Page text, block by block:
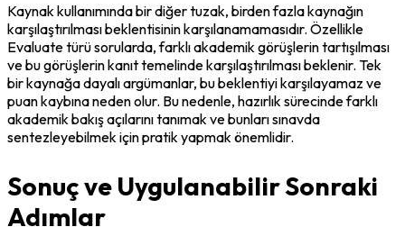
Kaynak kullanımında bir diğer tuzak, birden fazla kaynağın
karşılaştırılması beklentisinin karşılanamamasıdır. Özellikle
Evaluate türü sorularda, farklı akademik görüşlerin tartışılması
ve bu görüşlerin kanıt temelinde karşılaştırılması beklenir. Tek
bir kaynağa dayalı argümanlar, bu beklentiyi karşılayamaz ve
puan kaybına neden olur. Bu nedenle, hazırlık sürecinde farklı
akademik bakış açılarını tanımak ve bunları sınavda
sentezleyebilmek için pratik yapmak önemlidir.
Sonuç ve Uygulanabilir Sonraki
Adımlar